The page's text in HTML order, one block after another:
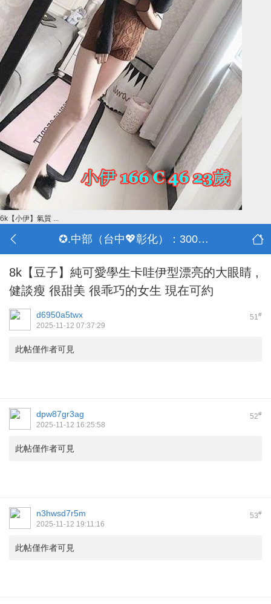
6k【小伊】氣質 ...
✪.中部（台中💖彰化）：3000-30000
8k【豆子】純可愛學生卡哇伊型漂亮的大眼睛 ,
健談瘦 很甜美 很乖巧的女生 現在可約
51#
d6950a5twx
2025-11-12 07:37:29
此帖僅作者可見
52#
dpw87gr3ag
2025-11-12 16:25:58
此帖僅作者可見
53#
n3hwsd7r5m
2025-11-12 19:11:16
此帖僅作者可見